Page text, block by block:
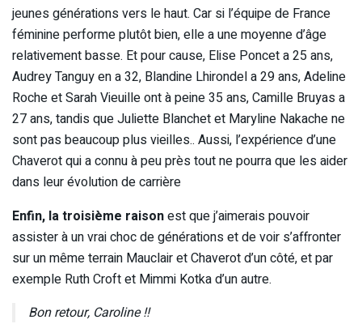
jeunes générations vers le haut. Car si l’équipe de France
féminine performe plutôt bien, elle a une moyenne d’âge
relativement basse. Et pour cause, Elise Poncet a 25 ans,
Audrey Tanguy en a 32, Blandine Lhirondel a 29 ans, Adeline
Roche et Sarah Vieuille ont à peine 35 ans, Camille Bruyas a
27 ans, tandis que Juliette Blanchet et Maryline Nakache ne
sont pas beaucoup plus vieilles.. Aussi, l’expérience d’une
Chaverot qui a connu à peu près tout ne pourra que les aider
dans leur évolution de carrière
Enfin, la troisième raisonest que j’aimerais pouvoir
assister à un vrai choc de générations et de voir s’affronter
sur un même terrain Mauclair et Chaverot d’un côté, et par
exemple Ruth Croft et Mimmi Kotka d’un autre.
Bon retour, Caroline !!